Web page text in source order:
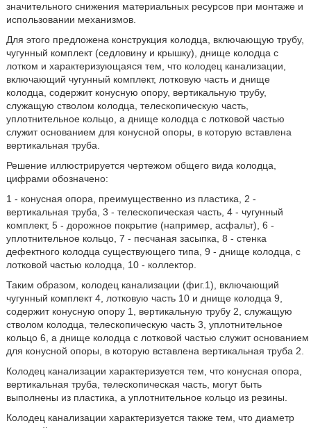
значительного снижения материальных ресурсов при монтаже и
использовании механизмов.
Для этого предложена конструкция колодца, включающую трубу,
чугунный комплект (седловину и крышку), днище колодца с
лотком и характеризующаяся тем, что колодец канализации,
включающий чугунный комплект, лотковую часть и днище
колодца, содержит конусную опору, вертикальную трубу,
служащую стволом колодца, телескопическую часть,
уплотнительное кольцо, а днище колодца с лотковой частью
служит основанием для конусной опоры, в которую вставлена
вертикальная труба.
Решение иллюстрируется чертежом общего вида колодца,
цифрами обозначено:
1 - конусная опора, преимущественно из пластика, 2 -
вертикальная труба, 3 - телескопическая часть, 4 - чугунный
комплект, 5 - дорожное покрытие (например, асфальт), 6 -
уплотнительное кольцо, 7 - песчаная засыпка, 8 - стенка
дефектного колодца существующего типа, 9 - днище колодца, с
лотковой частью колодца, 10 - коллектор.
Таким образом, колодец канализации (фиг.1), включающий
чугунный комплект 4, лотковую часть 10 и днище колодца 9,
содержит конусную опору 1, вертикальную трубу 2, служащую
стволом колодца, телескопическую часть 3, уплотнительное
кольцо 6, а днище колодца с лотковой частью служит основанием
для конусной опоры, в которую вставлена вертикальная труба 2.
Колодец канализации характеризуется тем, что конусная опора,
вертикальная труба, телескопическая часть, могут быть
выполнены из пластика, а уплотнительное кольцо из резины.
Колодец канализации характеризуется также тем, что диаметр